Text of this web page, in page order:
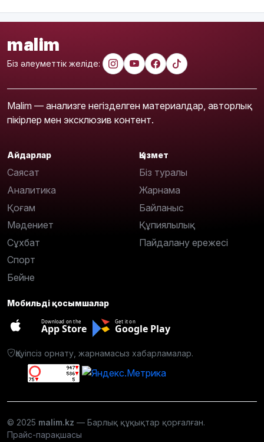
malim
Біз әлеуметтік желіде:
Malim — анализге негізделген материалдар, авторлық
пікірлер мен эксклюзив контент.
Айдарлар
Саясат
Аналитика
Қоғам
Мәдениет
Сұхбат
Спорт
Бейне
Қызмет
Біз туралы
Жарнама
Байланыс
Құпиялылық
Пайдалану ережесі
Мобильді қосымшалар
Download on the
App Store
Get it on
Google Play
Қауіпсіз орнату, жарнамасыз хабарламалар.
© 2025 malim.kz — Барлық құқықтар қорғалған.
Прайс-парақшасы